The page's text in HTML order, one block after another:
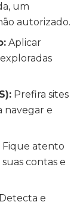
um
autorizado.
Aplicar
Prefira sites
navegar e
Fique atento
contas e
Detecta e